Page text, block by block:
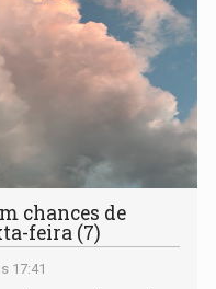
chances de
feira (7)
17:41